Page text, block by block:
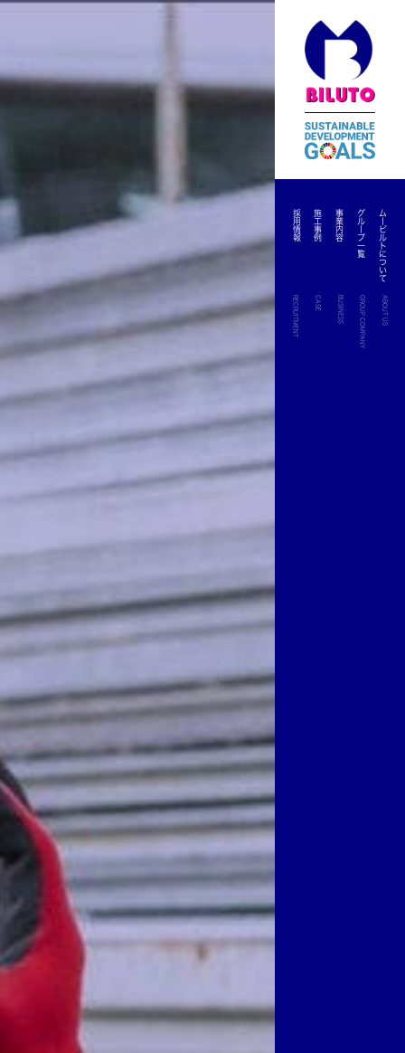
採用情報 施工事例 事業内容 グループ一覧 ムービルトについて
RECRUITMENT CASE BUSINESS GROUP COMPANY ABOUT US